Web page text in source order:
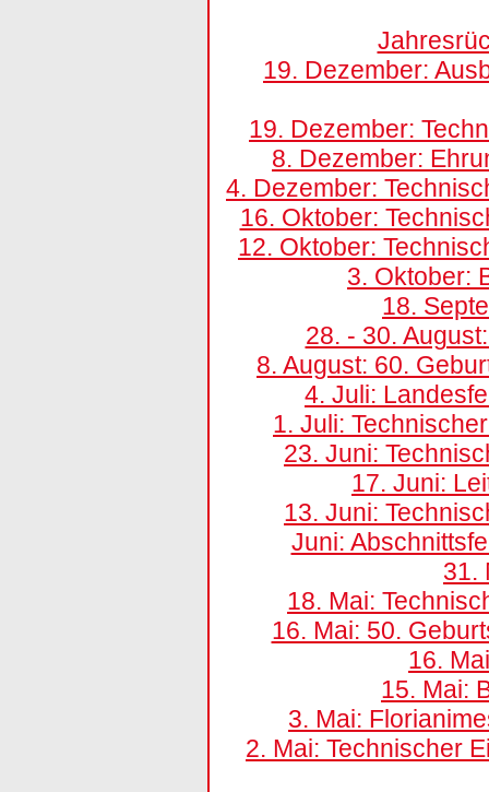
19. Dezember:
19. Dezember:
8. Dezember:
4. Dezember:
16. Oktober:
12. Oktober:
3. Oktober:
18.
28. - 30.
8. August: 60.
4. Juli:
1. Juli:
23. Juni:
17. Juni:
13. Juni:
Juni:
31.
18. Mai:
16. Mai: 50.
16.
15. Mai:
3. Mai:
2. Mai: Technischer